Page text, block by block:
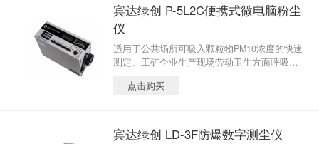
换代产品。
宾达绿创 P-5L2C便携式微电脑粉尘
仪
适用于公共场所可吸入颗粒物PM10浓度的快速
测定、工矿企业生产现场劳动卫生方面呼吸性
器在全国各地使用，是同类测试仪器中 畅销的
点击购买
宾达绿创 LD-3F防爆数字测尘仪